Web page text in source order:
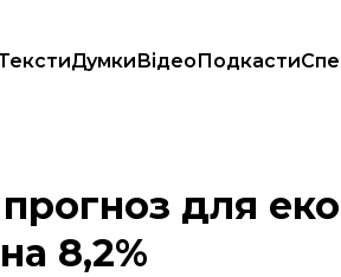
ДумкиВідеоПодкасти
падіння на 8,2%
для
8,2%